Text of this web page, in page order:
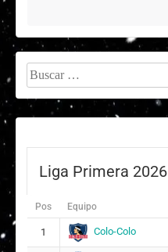
Buscar:
Liga Primera 2026
Pos Equipo
1 Colo-Colo